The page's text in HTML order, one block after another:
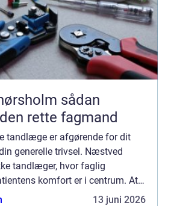
sådan
rette fagmand
tandlæge er afgørende for dit
generelle trivsel. Næstved
tandlæger, hvor faglig
komfort er i centrum. At
13 juni 2026